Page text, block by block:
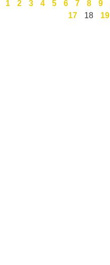
1 2 3 4 5 6 7 8 9
17
18 19